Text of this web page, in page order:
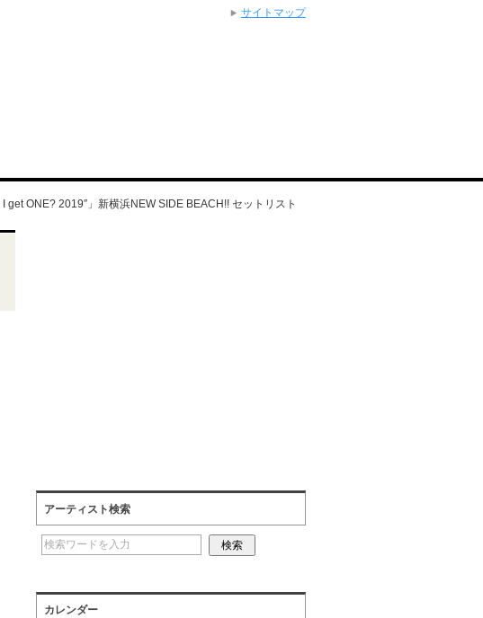
ONE? 2019″」新横浜NEW SIDE BEACH!! セットリスト
アーティスト検索
カレンダー
サイトマップ